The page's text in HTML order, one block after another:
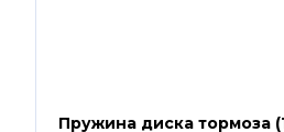
Пружина диска тормоза